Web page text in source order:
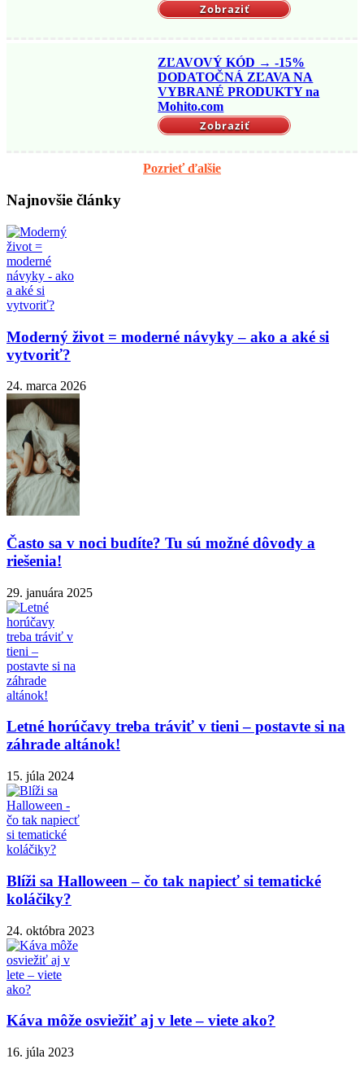
Zobraziť
ZĽAVOVÝ KÓD → -15%
DODATOČNÁ ZĽAVA NA
VYBRANÉ PRODUKTY na
Mohito.com
Zobraziť
Pozrieť ďalšie
Najnovšie články
Moderný život = moderné návyky – ako a aké si
vytvoriť?
24. marca 2026
Často sa v noci budíte? Tu sú možné dôvody a
riešenia!
29. januára 2025
Letné horúčavy treba tráviť v tieni – postavte si na
záhrade altánok!
15. júla 2024
Blíži sa Halloween – čo tak napiecť si tematické
koláčiky?
24. októbra 2023
Káva môže osviežiť aj v lete – viete ako?
16. júla 2023